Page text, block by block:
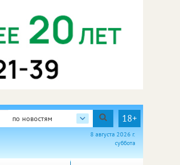
по новостям 18+
8 августа 2026 г.
суббота